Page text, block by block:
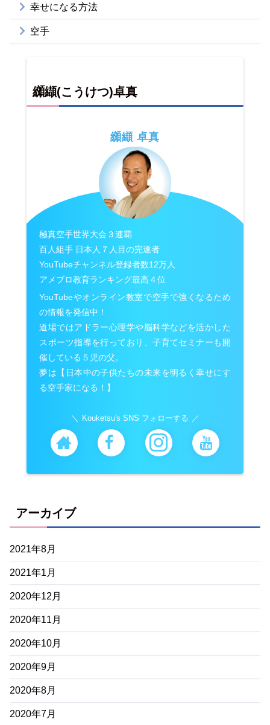
幸せになる方法
空手
纐纈(こうけつ)卓真
纐纈 卓真
極真空手世界大会３連覇
百人組手 日本人７人目の完遂者
YouTubeチャンネル登録者数12万人
アメブロ教育ランキング最高４位
YouTubeやオンライン教室で空手で強くなるため
の情報を発信中！
道場ではアドラー心理学や脳科学などを活かした
スポーツ指導を行っており、子育てセミナーも開
催している５児の父。
夢は【日本中の子供たちの未来を明るく幸せにす
る空手家になる！】
Kouketsu's SNS フォローする
アーカイブ
2021年8月
2021年1月
2020年12月
2020年11月
2020年10月
2020年9月
2020年8月
2020年7月